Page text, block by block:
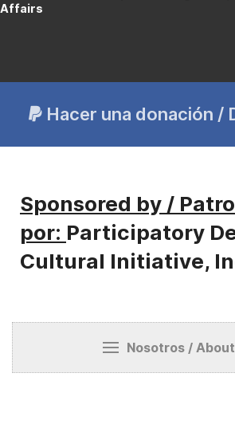
Affairs
Hacer una donación /
Sponsored by /
por: Participatory
Cultural Initiative,
Nosotros /